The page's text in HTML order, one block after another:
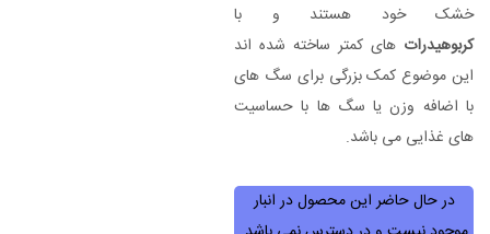
خشک خود هستند و با
کربوهیدرات های کمتر ساخته شده اند
این موضوع کمک بزرگی برای سگ های
با اضافه وزن یا سگ ها با حساسیت
های غذایی می باشد.
در حال حاضر این محصول در انبار